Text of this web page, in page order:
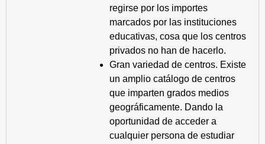
regirse por los importes
marcados por las instituciones
educativas, cosa que los centros
privados no han de hacerlo.
Gran variedad de centros. Existe
un amplio catálogo de centros
que imparten grados medios
geográficamente. Dando la
oportunidad de acceder a
cualquier persona de estudiar